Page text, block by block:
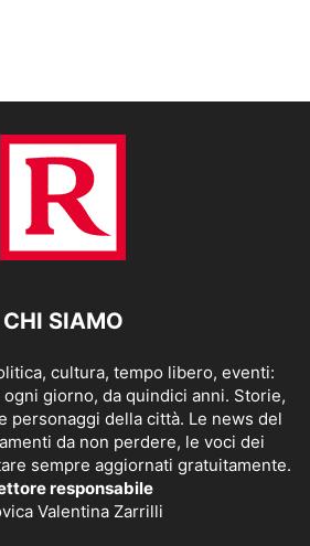
CHI SIAMO
cultura, tempo libero, eventi:
giorno, da quindici anni. Storie,
personaggi della città. Le news del
da non perdere, le voci dei
sempre aggiornati gratuitamente.
responsabile
Valentina Zarrilli